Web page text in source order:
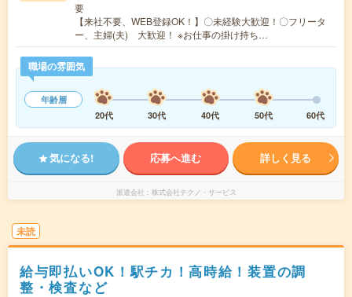
要
【来社不要、WEB登録OK！】〇未経験大歓迎！〇フリータ
ー、主婦(夫) 大歓迎！ ※お仕事の掛け持ち…
職場の雰囲気
年齢層
20代
30代 40代 50代 60代
気になる! 応募へ進む 詳しく見る
派遣会社 株式会社テクノ・サービス
未読
給与即払いOK！駅チカ！高時給！装置の調
整・検査など